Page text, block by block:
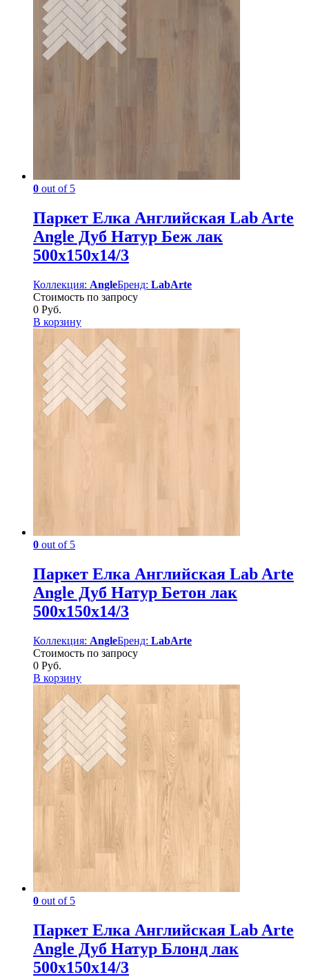
0 out of 5
Паркет Елка Английская Lab Arte
Angle Дуб Натур Беж лак
500х150х14/3
Коллекция: AngleБренд: LabArte
Стоимость по запросу
0 Руб.
В корзину
0 out of 5
Паркет Елка Английская Lab Arte
Angle Дуб Натур Бетон лак
500х150х14/3
Коллекция: AngleБренд: LabArte
Стоимость по запросу
0 Руб.
В корзину
0 out of 5
Паркет Елка Английская Lab Arte
Angle Дуб Натур Блонд лак
500х150х14/3